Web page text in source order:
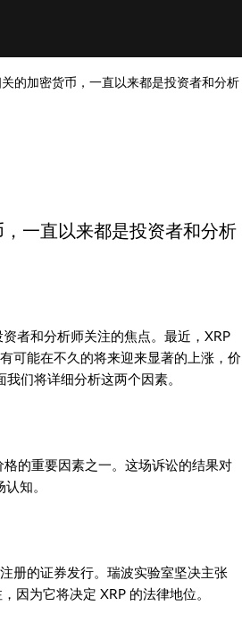
的加密货币，一直以来都是投资者和分析
一直以来都是投资者和分析
者和分析师关注的焦点。最近，XRP
可能在不久的将来迎来显著的上涨，价
们将详细分析这两个因素。
的重要因素之一。这场诉讼的结果对
知。
册的证券发行。瑞波实验室坚决主张
因为它将决定 XRP 的法律地位。